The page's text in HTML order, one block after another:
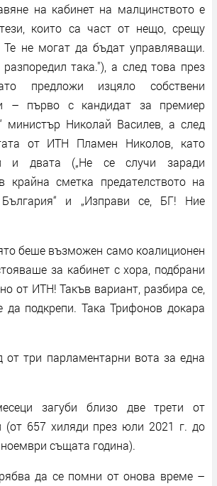
на кабинет на малцинството е
които са част от нещо, срещу
Те не могат да бъдат управляващи.
така."), а след това през
предложи изцяло собствени
– първо с кандидат за премиер
министър Николай Василев, а след
от ИТН Пламен Николов, като
и двата („Не се случи заради
крайна сметка предателството на
България“ и „Изправи се, БГ! Ние
беше възможен само коалиционен
за кабинет с хора, подбрани
от ИТН! Такъв вариант, разбира се,
да подкрепи. Така Трифонов докара
от три парламентарни вота за една
загуби близо две трети от
(от 657 хиляди през юли 2021 г. до
същата година).
да се помни от онова време –